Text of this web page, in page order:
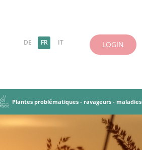
DE FR IT LOGIN
Objectifs et principes
légumineuses
Plantes problématiques - ravageurs - maladies
Ravageurs, maladies